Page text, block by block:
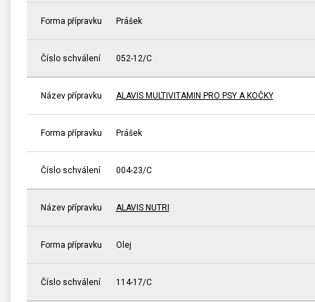
Forma přípravku Prášek
Číslo schválení 052-12/C
Název přípravku ALAVIS MULTIVITAMIN PRO PSY A KOČKY
Forma přípravku Prášek
Číslo schválení 004-23/C
Název přípravku ALAVIS NUTRI
Forma přípravku Olej
Číslo schválení 114-17/C